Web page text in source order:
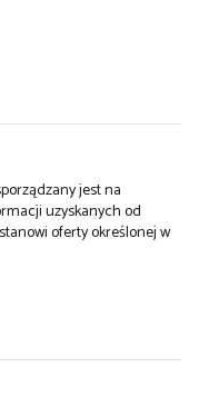
jest na
uzyskanych od
oferty określonej w